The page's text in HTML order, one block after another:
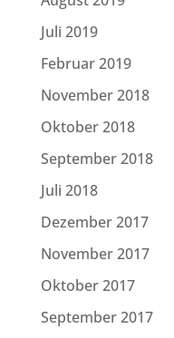
Juli 2019
Februar 2019
November 2018
Oktober 2018
September 2018
Juli 2018
Dezember 2017
November 2017
Oktober 2017
September 2017